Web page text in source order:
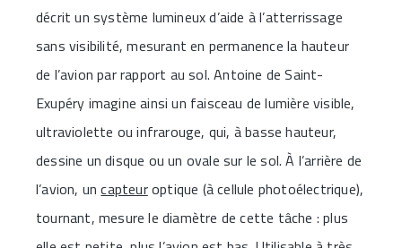
décrit un système lumineux d’aide à l’atterrissage
sans visibilité, mesurant en permanence la hauteur
de l’avion par rapport au sol. Antoine de Saint-
Exupéry imagine ainsi un faisceau de lumière visible,
ultraviolette ou infrarouge, qui, à basse hauteur,
dessine un disque ou un ovale sur le sol. À l’arrière de
l’avion, uncapteuroptique (à cellule photoélectrique),
tournant, mesure le diamètre de cette tâche : plus